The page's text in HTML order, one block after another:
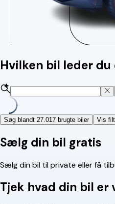
Hvilken bil leder du
Søg blandt 27.017 brugte biler Vis
Sælg din bil gratis
Sælg din bil til private eller få
Tjek hvad din bil er